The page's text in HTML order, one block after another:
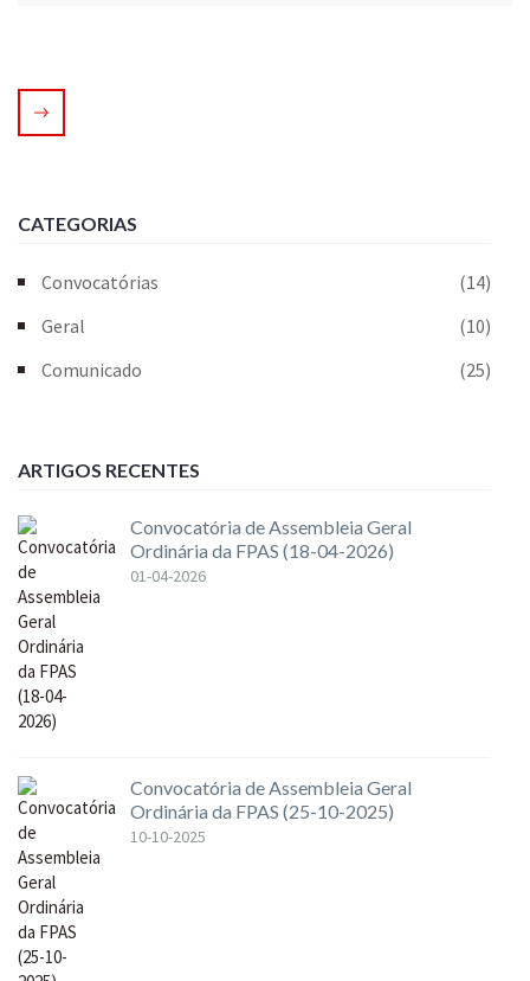
CATEGORIAS
Convocatórias
(14)
Geral
(10)
Comunicado
(25)
ARTIGOS RECENTES
Convocatória de Assembleia Geral
Ordinária da FPAS (18-04-2026)
01-04-2026
Convocatória de Assembleia Geral
Ordinária da FPAS (25-10-2025)
10-10-2025